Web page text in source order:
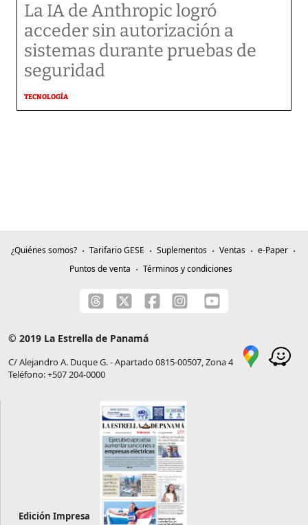
La IA de Anthropic logró
acceder sin autorización a
sistemas durante pruebas de
seguridad
TECNOLOGÍA
¿Quiénes somos? Tarifario GESE Suplementos Ventas
e-Paper
Puntos de venta
Términos y condiciones
© 2019 La Estrella de Panamá
C/ Alejandro A. Duque G. - Apartado 0815-00507, Zona 4
Teléfono: +507 204-0000
Edición Impresa